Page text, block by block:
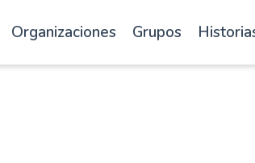
Organizaciones Grupos